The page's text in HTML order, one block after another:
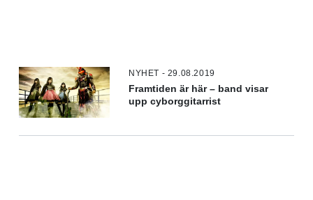
NYHET - 29.08.2019
Framtiden är här – band visar
upp cyborggitarrist